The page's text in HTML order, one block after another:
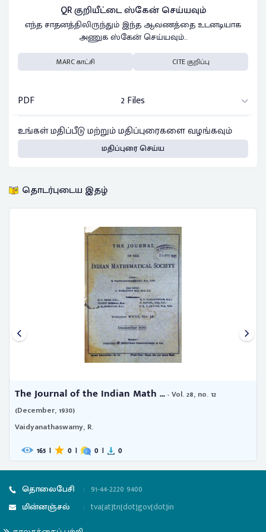
QR குறியீட்டை ஸ்கேன் செய்யவும்
எந்த சாதனத்திலிருந்தும் இந்த ஆவணத்தை உடனடியாக
அணுக ஸ்கேன் செய்யவும்..
MARC காட்சி CITE குறிப்பு
PDF
2 Files
உங்கள் மதிப்பீடு மற்றும் மதிப்புரைகளை வழங்கவும்
மதிப்புரை செய்ய
தொடர்புடைய இதழ்
The Journal of the Indian Math ...- Vol. 28, no. 12
(December, 1930)
Vaidyanathaswamy, R.
165 | 0 | 0 | 0
தொலைபேசி : 91-44-2220 9400
மின்னஞ்சல்
: tva[at]tn[dot]gov[dot]in